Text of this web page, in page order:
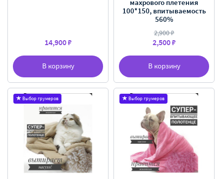
В корзину
14,900 ₽
В корзину
махрового плетения
100*150, впитываемость
560%
2,900 ₽
2,500 ₽
Выбор грумеров Выбор грумеров